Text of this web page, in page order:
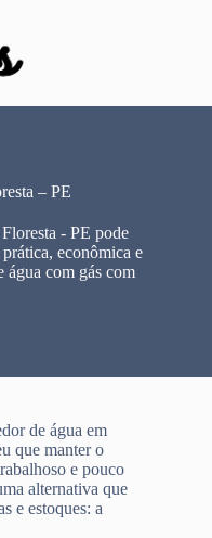
– PE
- PE pode
econômica e
água com gás com
de água em
que manter o
e pouco
alternativa que
e estoques: a